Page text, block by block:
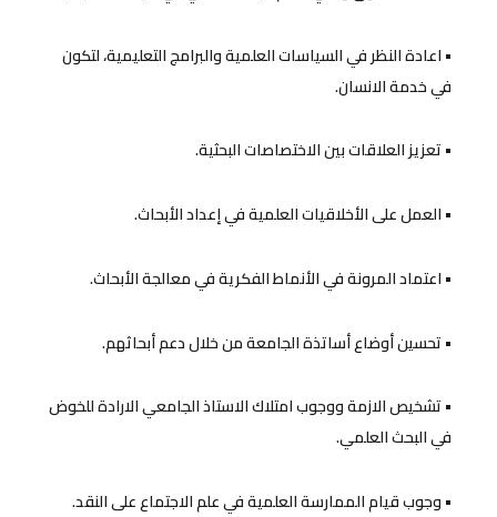
• اعادة النظر في السياسات العلمية والبرامج التعليمية، لتكون
في خدمة الانسان.
• تعزيز العلاقات بين الاختصاصات البحثية.
• العمل على الأخلاقيات العلمية في إعداد الأبحاث.
• اعتماد المرونة في الأنماط الفكرية في معالجة الأبحاث.
• تحسین أوضاع أساتذة الجامعة من خلال دعم أبحاثهم.
• تشخيص الازمة ووجوب امتلاك الاستاذ الجامعي الارادة للخوض
في البحث العلمي.
• وجوب قيام الممارسة العلمية في علم الاجتماع على النقد.